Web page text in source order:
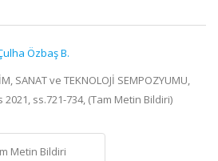
Özbaş B.
SANAT ve TEKNOLOJİ SEMPOZYUMU,
2021, ss.721-734, (Tam Metin Bildiri)
Metin Bildiri